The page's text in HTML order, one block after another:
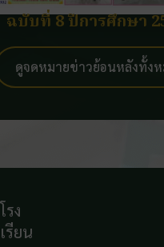
ฉบับที่ 8 ปีการศึกษา
ดูจดหมายข่าวย้อนหลังทั้ง
โรง
เรียน